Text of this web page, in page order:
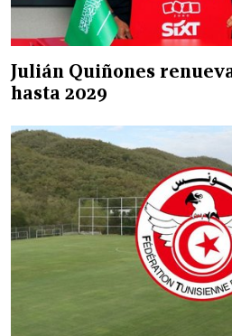
Julián Quiñones
hasta 2029